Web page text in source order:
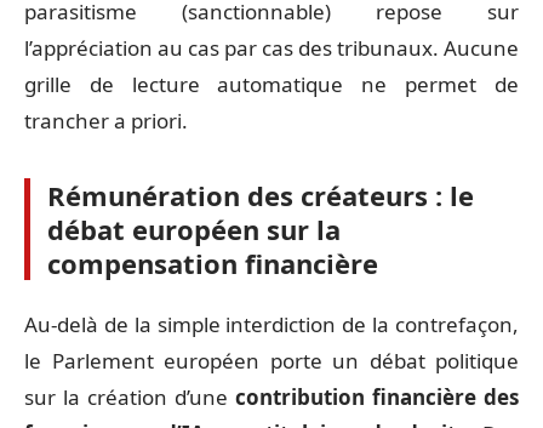
parasitisme (sanctionnable) repose sur
l’appréciation au cas par cas des tribunaux. Aucune
grille de lecture automatique ne permet de
trancher a priori.
Rémunération des créateurs : le
débat européen sur la
compensation financière
Au-delà de la simple interdiction de la contrefaçon,
le Parlement européen porte un débat politique
sur la création d’une contribution financière des